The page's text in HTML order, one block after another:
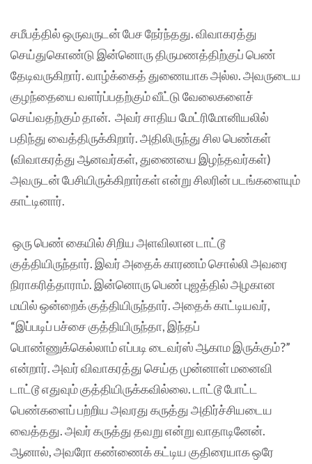
சமீபத்தில் ஒருவருடன் பேச நேர்ந்தது. விவாகரத்து
செய்துகொண்டு இன்னொரு திருமணத்திற்குப் பெண்
தேடிவருகிறார். வாழ்க்கைத் துணையாக அல்ல. அவருடைய
குழந்தையை வளர்ப்பதற்கும் வீட்டு வேலைகளைச்
செய்வதற்கும் தான். அவர் சாதிய மேட்ரிமோனியலில்
பதிந்து வைத்திருக்கிறார். அதிலிருந்து சில பெண்கள்
(விவாகரத்து ஆனவர்கள், துணையை இழந்தவர்கள்)
அவருடன் பேசியிருக்கிறார்கள் என்று சிலரின் படங்களையும்
காட்டினார்.
ஒரு பெண் கையில் சிறிய அளவிலான டாட்டூ
குத்தியிருந்தார். இவர் அதைக் காரணம் சொல்லி அவரை
நிராகரித்தாராம். இன்னொரு பெண் புஜத்தில் அழகான
மயில் ஒன்றைக் குத்தியிருந்தார். அதைக் காட்டியவர்,
“இப்படிப் பச்சை குத்தியிருந்தா, இந்தப்
பொண்ணுக்கெல்லாம் எப்படி டைவர்ஸ் ஆகாம இருக்கும்?”
என்றார். அவர் விவாகரத்து செய்த முன்னாள் மனைவி
டாட்டூ எதுவும் குத்தியிருக்கவில்லை. டாட்டூ போட்ட
பெண்களைப் பற்றிய அவரது கருத்து அதிர்ச்சியடைய
வைத்தது. அவர் கருத்து தவறு என்று வாதாடினேன்.
ஆனால், அவரோ கண்ணைக் கட்டிய குதிரையாக ஒரே